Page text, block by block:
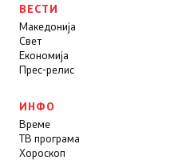
ВЕСТИ
Македонија
Свет
Економија
Прес-релис
ИНФО
Време
ТВ програма
Хороскоп